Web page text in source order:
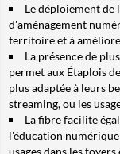
Le déploiement
d'aménagement
territoire et à
La présence de
permet aux Étaplois
plus adaptée à leurs
streaming, ou les
La fibre facilite
l'éducation
usages dans les